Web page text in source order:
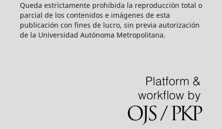
Queda estrictamente prohibida la reproducción total o
parcial de los contenidos e imágenes de esta
publicación con fines de lucro, sin previa autorización
de la Universidad Autónoma Metropolitana.